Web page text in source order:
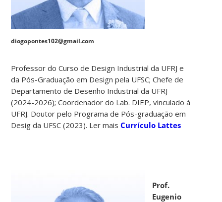
diogopontes102@gmail.com
Professor do Curso de Design Industrial da UFRJ e
da Pós-Graduação em Design pela UFSC; Chefe de
Departamento de Desenho Industrial da UFRJ
(2024-2026); Coordenador do Lab. DIEP, vinculado à
UFRJ. Doutor pelo Programa de Pós-graduação em
Desig da UFSC (2023). Ler maisCurrículo Lattes
Prof.
Eugenio